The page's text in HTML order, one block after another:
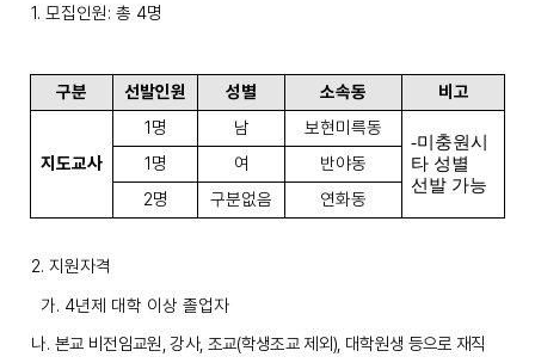
1. 모집인원: 총 4명
구분 선발인원 성별 소속동 비고
지도교사
1 명 남 보현미륵동
-미충원시
타 성별
선발 가능
1 명 여
반야동
2명 구분없음 연화동
2. 지원자격
가. 4년제 대학 이상 졸업자
나. 본교 비전임교원,강사, 조교(학생조교 제외), 대학원생 등으로 재직